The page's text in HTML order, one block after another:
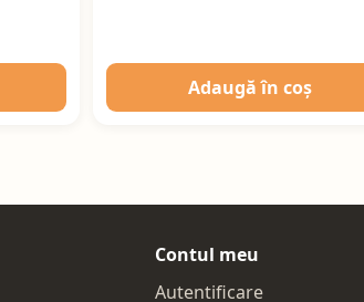
Adaugă în coș
Contul meu
Autentificare